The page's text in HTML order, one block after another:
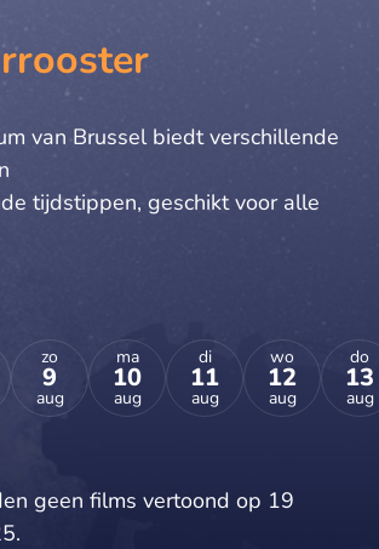
van Brussel biedt verschillende
tijdstippen, geschikt voor alle
zo
9
aug
ma
10
aug
di
11
aug
wo
12
aug
do
13
aug
geen films vertoond op 19